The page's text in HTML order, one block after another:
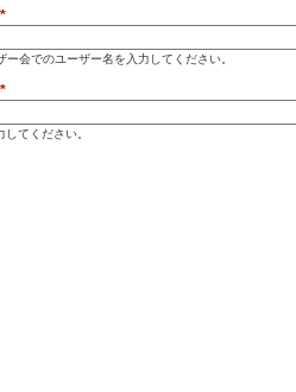
*
ー会でのユーザー名を入力してください。
*
てください。